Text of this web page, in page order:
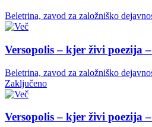
Beletrina, zavod za založniško
Versopolis – kjer živi poezija
Beletrina, zavod za založniško
Zaključeno
Versopolis – kjer živi poezija